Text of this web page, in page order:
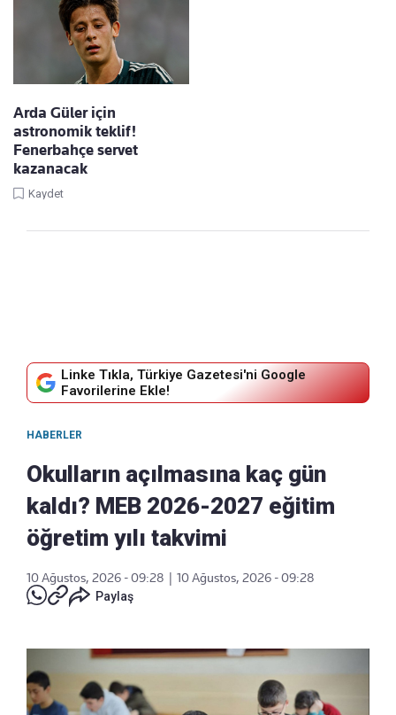
Arda Güler için
astronomik teklif!
Fenerbahçe servet
kazanacak
Kaydet
Linke Tıkla, Türkiye Gazetesi'ni Google
Favorilerine Ekle!
HABERLER
Okulların açılmasına kaç gün
kaldı? MEB 2026-2027 eğitim
öğretim yılı takvimi
10 Ağustos, 2026 - 09:28
10 Ağustos, 2026 - 09:28
Paylaş